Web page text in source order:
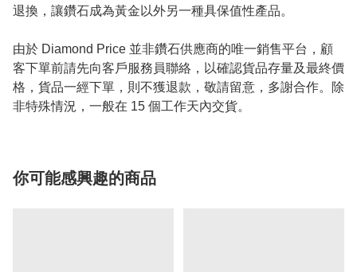
退換，讓鑽石成為黃金以外另一種具保值性產品。
由於 Diamond Price 並非鑽石供應商的唯一銷售平台，顧
客下單前請先向客戶服務員聯絡，以確認貨品存量及最終價
格，貨品一經下單，則不獲退款，敬請留意，多謝合作。除
非特殊情況，一般在 15 個工作天內交貨。
你可能感興趣的商品